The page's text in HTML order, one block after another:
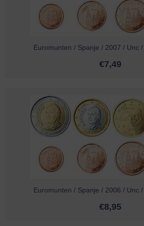
Euromunten / Spanje / 2007 / Unc
€7,49
Euromunten / Spanje / 2006 / Unc
€8,95